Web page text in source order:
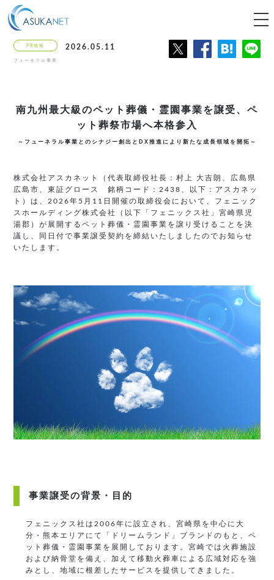
PR情報 2026.05.11
フューネラル事業
南九州最大級のペット葬儀・霊園事業を譲受、 ペ
ット葬祭市場へ本格参入
～フューネラル事業とのシナジー創出とDX推進により新たな成長領域を開拓～
株式会社アスカネット（代表取締役社長：村上 大吉朗、広島県
広島市、東証グロース 銘柄コード：2438、以下：アスカネッ
ト）は、2026年5月11日開催の取締役会において、フェニック
スホールディング株式会社（以下「フェニックス社」宮崎県児
湯郡）が展開するペット葬儀・霊園事業を譲り受けることを決
議し、同日付で事業譲受契約を締結いたしましたのでお知らせ
いたします。
事業譲受の背景・目的
フェニックス社は2006年に設立され、宮崎県を中心に大
分・熊本エリアにて「ドリームランド」ブランドのもと、ペ
ット葬儀・霊園事業を展開しております。宮崎では火葬施設
および納骨堂を備え、加えて移動火葬車による広域対応を強
みとし、地域に根差したサービスを提供してきました。